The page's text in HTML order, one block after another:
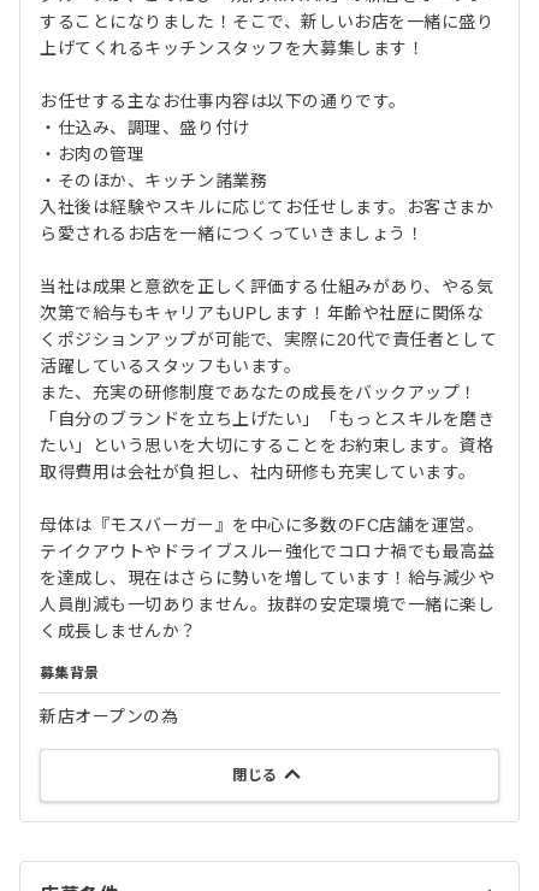
することになりました！そこで、新しいお店を一緒に盛り
上げてくれるキッチンスタッフを大募集します！
お任せする主なお仕事内容は以下の通りです。
・仕込み、調理、盛り付け
・お肉の管理
・そのほか、キッチン諸業務
入社後は経験やスキルに応じてお任せします。お客さまか
ら愛されるお店を一緒につくっていきましょう！
当社は成果と意欲を正しく評価する仕組みがあり、やる気
次第で給与もキャリアもUPします！年齢や社歴に関係な
くポジションアップが可能で、実際に20代で責任者として
活躍しているスタッフもいます。
また、充実の研修制度であなたの成長をバックアップ！
「自分のブランドを立ち上げたい」「もっとスキルを磨き
たい」という思いを大切にすることをお約束します。資格
取得費用は会社が負担し、社内研修も充実しています。
母体は『モスバーガー』を中心に多数のFC店舗を運営。
テイクアウトやドライブスルー強化でコロナ禍でも最高益
を達成し、現在はさらに勢いを増しています！給与減少や
人員削減も一切ありません。抜群の安定環境で一緒に楽し
く成長しませんか？
募集背景
新店オープンの為
閉じる